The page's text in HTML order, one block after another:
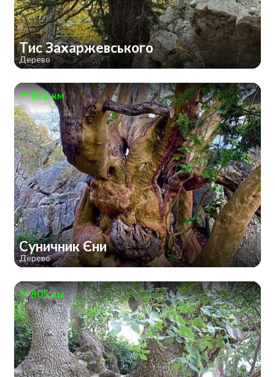
Тис Захаржевського
Дерево
802 км
Суничник Єни
Дерево
805 км